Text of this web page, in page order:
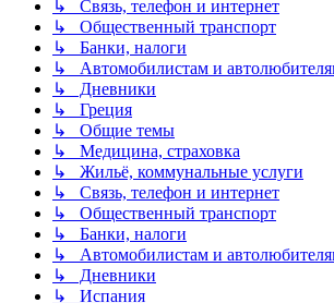
↳ Связь, телефон и интернет
↳ Общественный транспорт
↳ Банки, налоги
↳ Автомобилистам и
↳ Дневники
↳ Греция
↳ Общие темы
↳ Медицина, страховка
↳ Жильё, коммунальные услуги
↳ Связь, телефон и интернет
↳ Общественный транспорт
↳ Банки, налоги
↳ Автомобилистам и
↳ Дневники
↳ Испания